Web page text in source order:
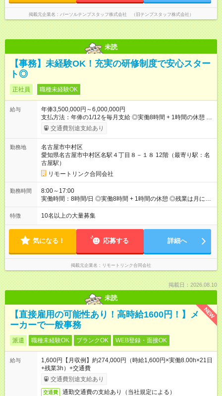
掲載元企業名 パーソルテンプスタッフ株式会社 （旧テンプスタッフ株式会社）
未読
【事務】未経験OK！充実の研修制度で安心スター
ト◎
正社員 職種未経験OK
給与
年俸3,500,000円～6,000,000円
支払方法：年俸の1/12を毎月支給 ◎実働8時間 + 1時間の休憩 ◎
残業は月に15h以内です ◎8:00-17:00もしくは9:00-18:00で働い
ていただきます。 【試用期間】試用期間なし
交通費別途支給あり
勤務地
名古屋市中村区
愛知県名古屋市中村区名駅４丁目８－１８ 12階（最寄り駅：名
古屋駅）
リモートリンク合同会社
勤務時間
8:00～17:00
実働時間：8時間/日 ◎実働8時間 + 1時間の休憩 ◎残業は月に
15h以内です ◎8:00-17:00もしくは9:00-18:00で働いていただき
ます。
特徴 10名以上の大量募集
気になる！ 応募する 詳細へ
掲載元企業名 リモートリンク合同会社
掲載日：2026.08.10
未読
NEW
【直接雇用の可能性あり！高時給1600円！】メ
ーカーで一般事務
派遣 職種未経験OK ブランクOK WEB登録・面接OK
給与
1,600円【月収例】約274,000円（時給1,600円×実働8.00h×21日
+残業3h）+交通費
交通費別途支給あり
交通費 通勤交通費の支給あり（当社規定による）